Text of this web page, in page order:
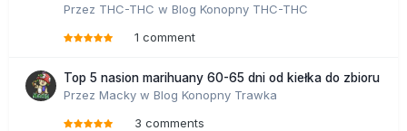
Przez THC-THC w Blog Konopny THC-THC
1 comment
Top 5 nasion marihuany 60-65 dni od kiełka do zbioru
Przez Macky w Blog Konopny Trawka
3 comments